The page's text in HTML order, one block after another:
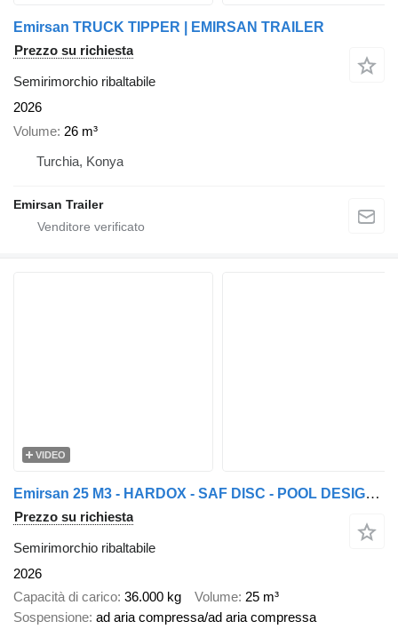
Emirsan TRUCK TIPPER | EMIRSAN TRAILER
Prezzo su richiesta
Semirimorchio ribaltabile
2026
Volume 26 m³
Turchia, Konya
Emirsan Trailer
VIDEO
Emirsan 25 M3 - HARDOX - SAF DISC - POOL DESIGN TIPPER SEMI TRAILER
Prezzo su richiesta
Semirimorchio ribaltabile
2026
Capacità di carico 36.000 kg Volume 25 m³
Sospensione ad aria compressa/ad aria compressa